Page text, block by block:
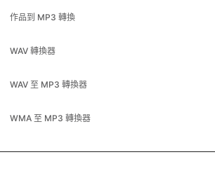
WAV 轉換器
WAV 至 MP3 轉換器
WMA 至 MP3 轉換器
Available in